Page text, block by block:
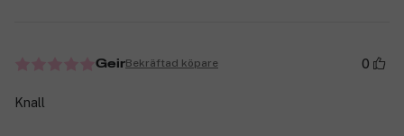
GeirBekräftad köpare 0
Knall